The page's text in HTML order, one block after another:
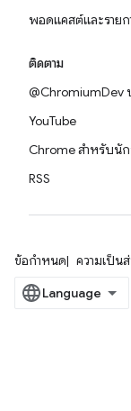
พอดแคสต์และรายก
ติดตาม
@ChromiumDev
YouTube
Chrome สำหรับนั
RSS
ข้อกำหนด ความเป็น